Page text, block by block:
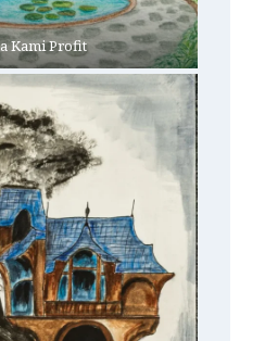
Kami Profit